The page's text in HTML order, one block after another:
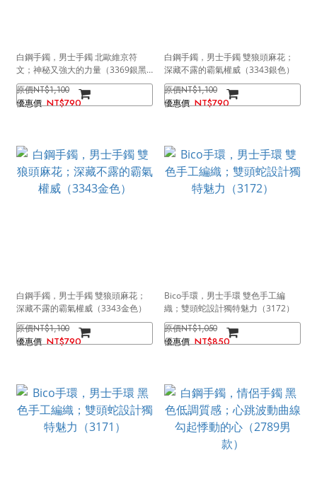
白鋼手鐲，男士手鐲 北歐維京符
文；神秘又強大的力量（3369銀黑
色）
NT$1,100
NT$790
白鋼手鐲，男士手鐲 雙狼頭麻花；
深藏不露的霸氣權威（3343銀色）
NT$1,100
NT$790
白鋼手鐲，男士手鐲 雙狼頭麻花；
深藏不露的霸氣權威（3343金色）
NT$1,100
NT$790
Bico手環，男士手環 雙色手工編
織；雙頭蛇設計獨特魅力（3172）
NT$1,050
NT$850